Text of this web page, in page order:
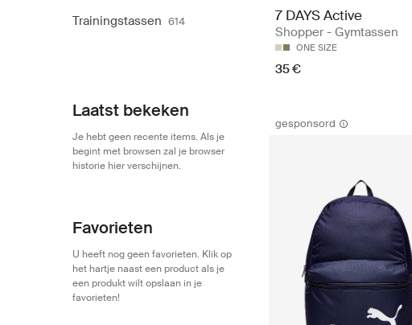
Trainingstassen 614
Laatst bekeken
Je hebt geen recente items. Als je
begint met browsen zal je browser
historie hier verschijnen.
Favorieten
U heeft nog geen favorieten. Klik op
het hartje naast een product als je
een produkt wilt opslaan in je
favorieten!
7 DAYS Active
Shopper - Gymtassen
ONE SIZE
35 €
gesponsord